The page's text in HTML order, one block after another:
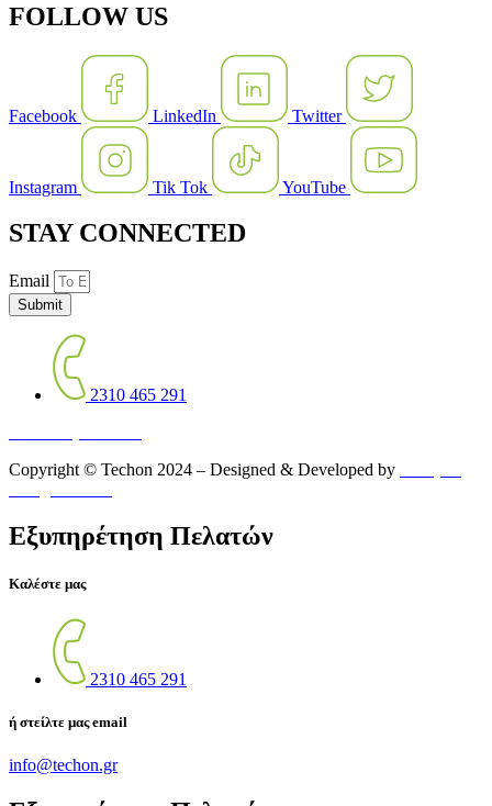
FOLLOW US
Facebook LinkedIn Twitter
Instagram Tik Tok YouTube
STAY CONNECTED
Email
Submit
2310 465 291
Copyright © Techon 2024 – Designed & Developed by
Εξυπηρέτηση Πελατών
Καλέστε μας
2310 465 291
ή στείλτε μας email
info@techon.gr